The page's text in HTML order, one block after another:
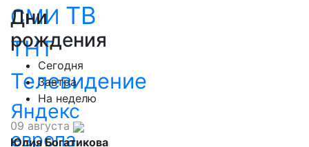
СМИ ТВ
ТНТ
Телевидение
Яндекс
европа
Дни
рождения
Сегодня
Завтра
На неделю
09 августа
Юлия Богатикова